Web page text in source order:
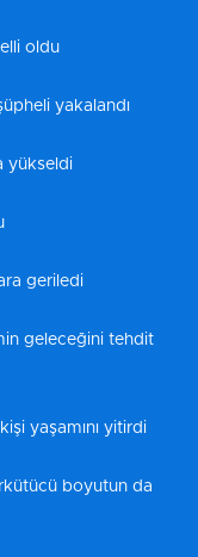
oldu
yakalandı
yükseldi
geriledi
geleceğini tehdit
yaşamını yitirdi
boyutun da